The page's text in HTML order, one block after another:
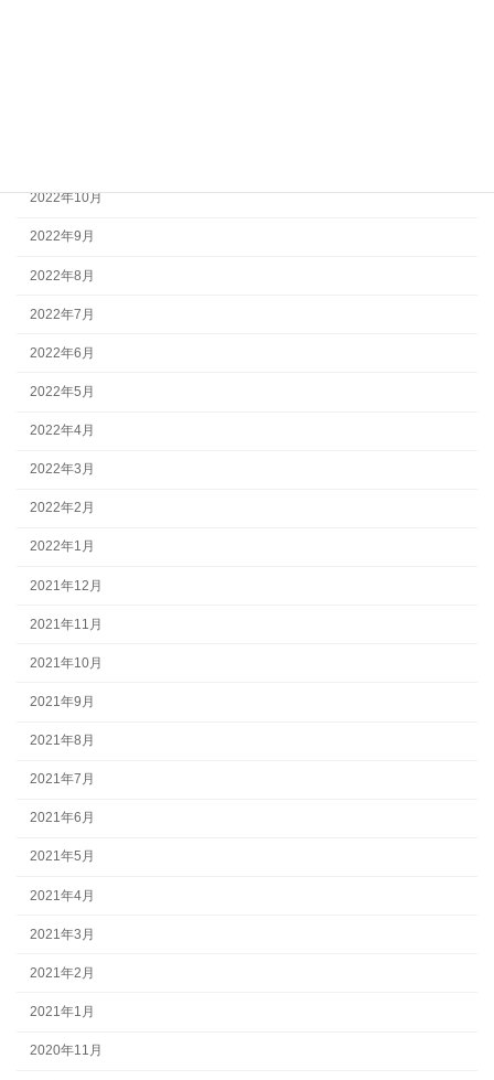
2022年10月
2022年9月
2022年8月
2022年7月
2022年6月
2022年5月
2022年4月
2022年3月
2022年2月
2022年1月
2021年12月
2021年11月
2021年10月
2021年9月
2021年8月
2021年7月
2021年6月
2021年5月
2021年4月
2021年3月
2021年2月
2021年1月
2020年11月